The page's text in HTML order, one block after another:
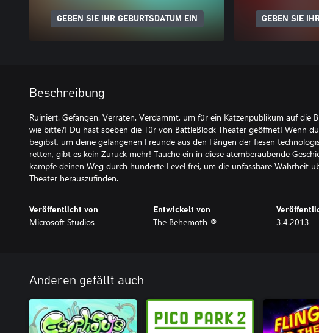
GEBEN SIE IHR GEBURTSDATUM EIN GEBEN SIE
Beschreibung
Ruiniert. Gefangen. Verraten. Verdammt, um für ein Katzenpublikum auf die
wie bitte?! Du hast soeben die Tür von BattleBlock Theater geöffnet! Wenn
begibst, um deine gefangenen Freunde aus den Fängen der fiesen
retten, gibt es kein Zurück mehr! Tauche ein in diese atemberaubende
kämpfe deinen Weg durch hunderte Level frei, um die unfassbare Wahrheit
Theater herauszufinden.
Veröffentlicht von
Microsoft Studios
Entwickelt von
The Behemoth ® 3.4.2013
Anderen gefällt auch